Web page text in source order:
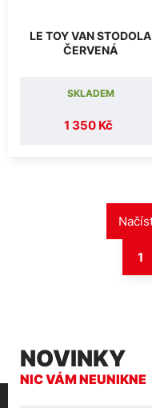
LE TOY VAN STODOLA
ČERVENÁ
1 350 Kč
SKLADEM
1
NOVINKY
NIC VÁM NEUNIKNE